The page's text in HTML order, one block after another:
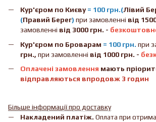
Кур'єром по Києву= 100 грн.(Лівий
(Правий Берег) при замовленні від
замовленні від 3000 грн. -
Кур'єром по Броварам = 100 грн. при
грн., при замовленні від 1000 грн. -
Оплачені замовлення мають
відправляються впродовж 3 годин
Більше інформації про доставку
Накладений платіж. Оплата при